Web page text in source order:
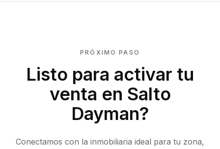
PRÓXIMO PASO
Listo para activar tu
venta en Salto
Dayman?
Conectamos con la inmobiliaria ideal para tu zona,